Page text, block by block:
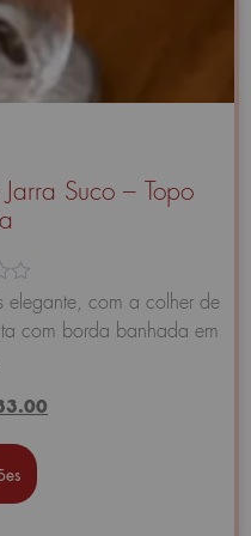
Suco – Topo
elegante, com a colher de
com borda banhada em